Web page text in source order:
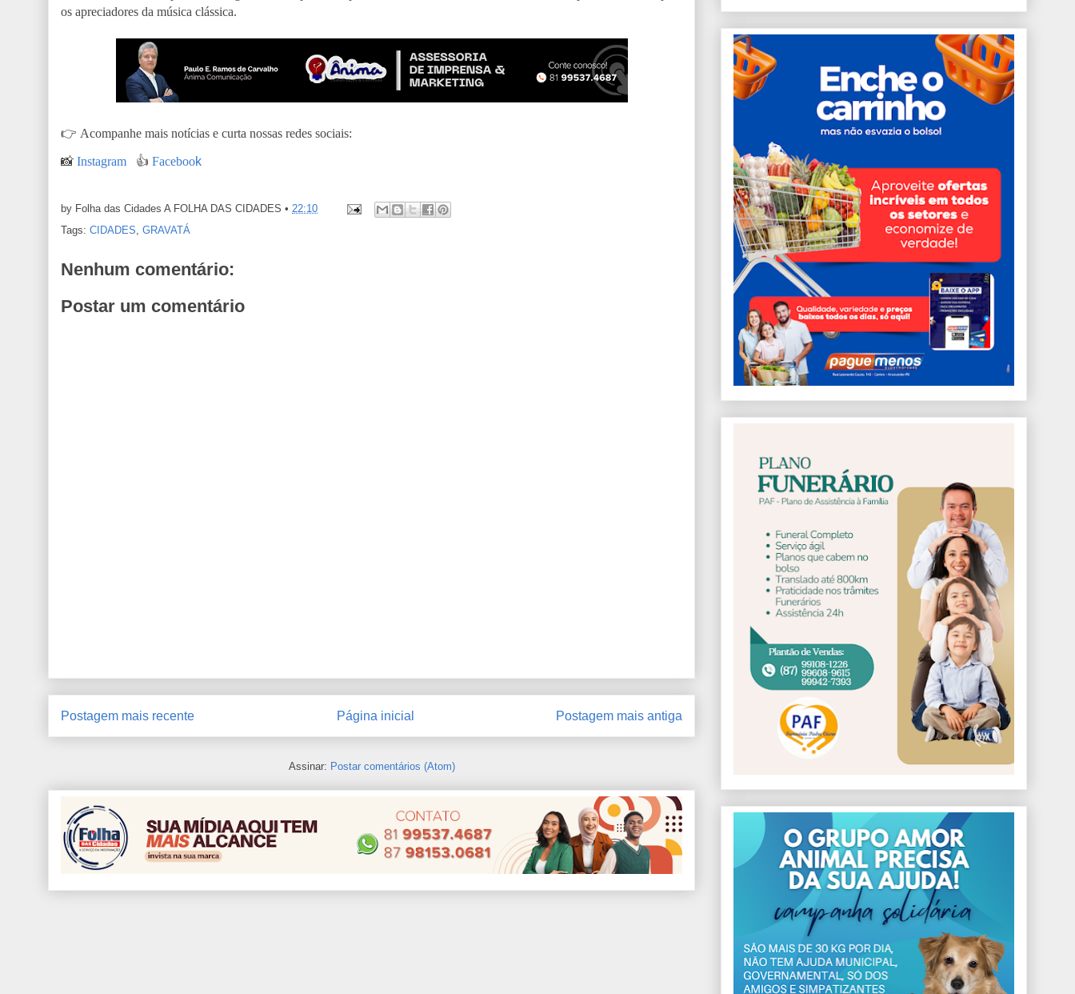
os apreciadores da música clássica.
👉 Acompanhe mais notícias e curta nossas redes sociais:
📸 Instagram 👍 Facebook
by Folha das Cidades A FOLHA DAS CIDADES • 22:10
Tags: CIDADES, GRAVATÁ
Nenhum comentário:
Postar um comentário
Postagem mais recente Postagem mais antiga
Página inicial
Assinar: Postar comentários (Atom)